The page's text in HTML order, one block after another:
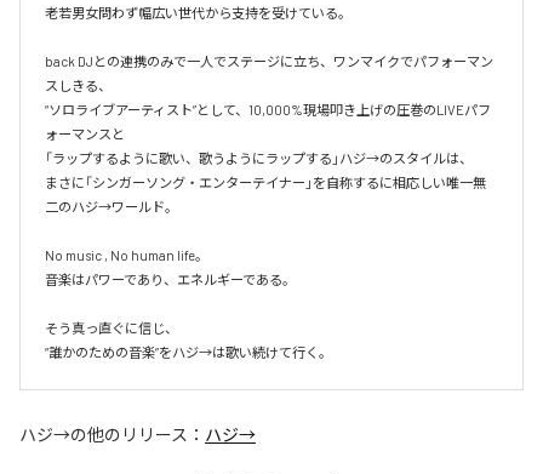
老若男女問わず幅広い世代から支持を受けている。
back DJとの連携のみで一人でステージに立ち、ワンマイクでパフォーマン
スしきる、
“ソロライブアーティスト”として、10,000%現場叩き上げの圧巻のLIVEパフ
ォーマンスと
「ラップするように歌い、歌うようにラップする」ハジ→のスタイルは、
まさに「シンガーソング・エンターテイナー」を自称するに相応しい唯一無
二のハジ→ワールド。
No music , No human life。
音楽はパワーであり、エネルギーである。
そう真っ直ぐに信じ、
ハジ→の他のリリース： ハジ→